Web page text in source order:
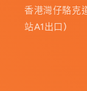
香港灣仔駱克
站A1出口)